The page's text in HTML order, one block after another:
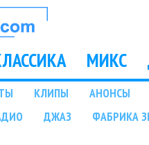
МИКС
КЛИПЫ АНОНСЫ
ДЖАЗ ФАБРИКА